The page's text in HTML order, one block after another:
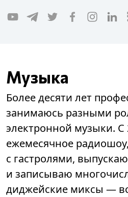
Музыка
Более десяти лет
занимаюсь разными
электронной музыки. С
ежемесячное
с гастролями,
и записываю
диджейские миксы —